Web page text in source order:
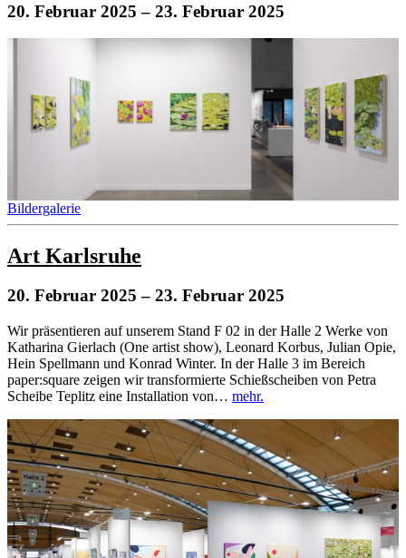
20. Februar 2025 – 23. Februar 2025
Bildergalerie
Art Karlsruhe
20. Februar 2025 – 23. Februar 2025
Wir präsentieren auf unserem Stand F 02 in der Halle 2 Werke von
Katharina Gierlach (One artist show), Leonard Korbus, Julian Opie,
Hein Spellmann und Konrad Winter. In der Halle 3 im Bereich
paper:square zeigen wir transformierte Schießscheiben von Petra
Scheibe Teplitz eine Installation von… mehr.